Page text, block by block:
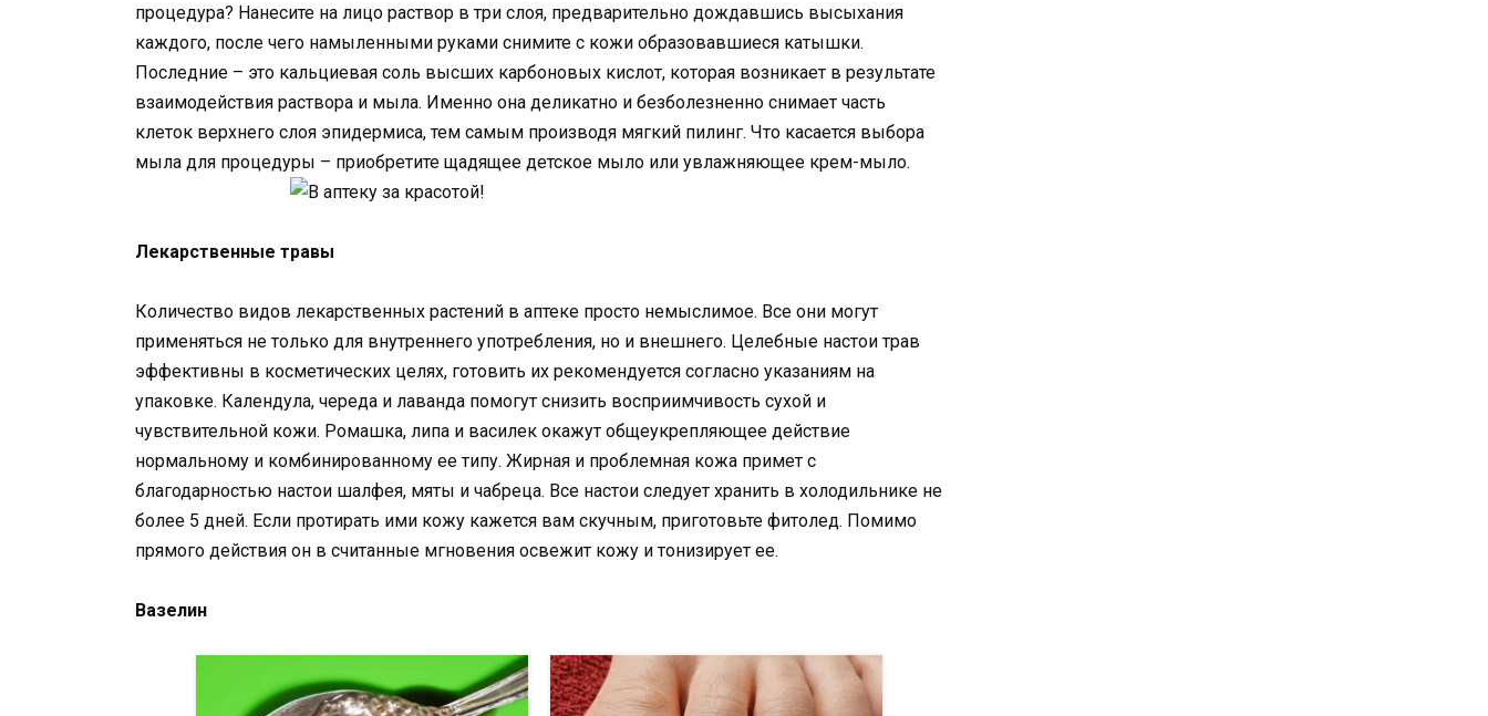
процедура? Нанесите на лицо раствор в три слоя, предварительно дождавшись высыхания
каждого, после чего намыленными руками снимите с кожи образовавшиеся катышки.
Последние – это кальциевая соль высших карбоновых кислот, которая возникает в результате
взаимодействия раствора и мыла. Именно она деликатно и безболезненно снимает часть
клеток верхнего слоя эпидермиса, тем самым производя мягкий пилинг. Что касается выбора
мыла для процедуры – приобретите щадящее детское мыло или увлажняющее крем-мыло.
Лекарственные травы
Количество видов лекарственных растений в аптеке просто немыслимое. Все они могут
применяться не только для внутреннего употребления, но и внешнего. Целебные настои трав
эффективны в косметических целях, готовить их рекомендуется согласно указаниям на
упаковке. Календула, череда и лаванда помогут снизить восприимчивость сухой и
чувствительной кожи. Ромашка, липа и василек окажут общеукрепляющее действие
нормальному и комбинированному ее типу. Жирная и проблемная кожа примет с
благодарностью настои шалфея, мяты и чабреца. Все настои следует хранить в холодильнике не
более 5 дней. Если протирать ими кожу кажется вам скучным, приготовьте фитолед. Помимо
прямого действия он в считанные мгновения освежит кожу и тонизирует ее.
Вазелин